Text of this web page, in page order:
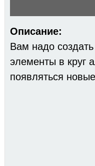
Описание:
Вам надо
элементы в круг
появляться